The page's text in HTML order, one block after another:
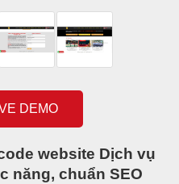
DEMO
website Dịch vụ
năng, chuẩn SEO